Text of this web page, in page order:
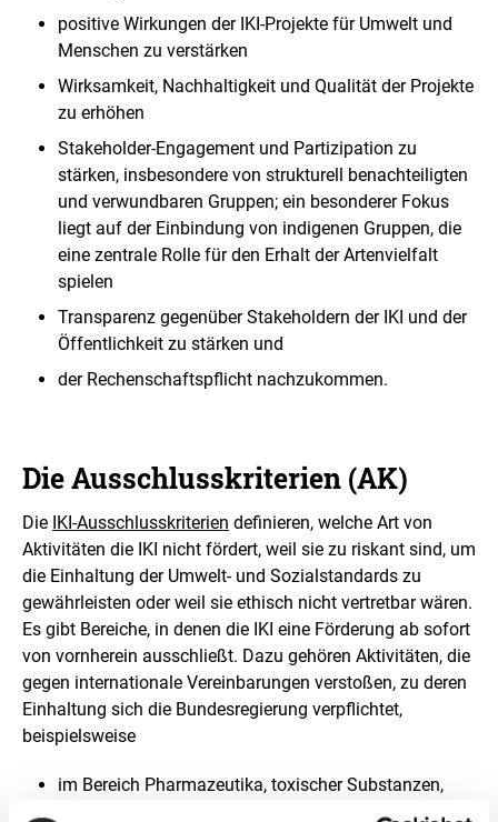
positive Wirkungen der IKI-Projekte für Umwelt und
Menschen zu verstärken
Wirksamkeit, Nachhaltigkeit und Qualität der Projekte
zu erhöhen
Stakeholder-Engagement und Partizipation zu
stärken, insbesondere von strukturell benachteiligten
und verwundbaren Gruppen; ein besonderer Fokus
liegt auf der Einbindung von indigenen Gruppen, die
eine zentrale Rolle für den Erhalt der Artenvielfalt
spielen
Transparenz gegenüber Stakeholdern der IKI und der
Öffentlichkeit zu stärken und
der Rechenschaftspflicht nachzukommen.
Die Ausschlusskriterien (AK)
Die IKI-Ausschlusskriterien definieren, welche Art von
Aktivitäten die IKI nicht fördert, weil sie zu riskant sind, um
die Einhaltung der Umwelt- und Sozialstandards zu
gewährleisten oder weil sie ethisch nicht vertretbar wären.
Es gibt Bereiche, in denen die IKI eine Förderung ab sofort
von vornherein ausschließt. Dazu gehören Aktivitäten, die
gegen internationale Vereinbarungen verstoßen, zu deren
Einhaltung sich die Bundesregierung verpflichtet,
beispielsweise
im Bereich Pharmazeutika, toxischer Substanzen,
Fischerei, Abfälle, sowie Schutz der Ressourcen, der